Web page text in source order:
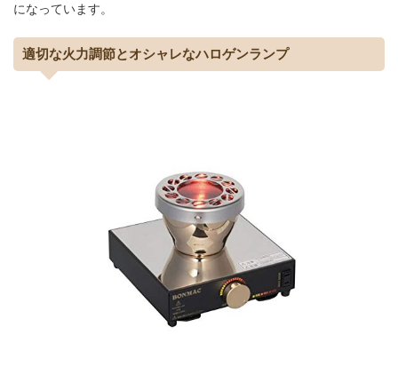
になっています。
適切な火力調節とオシャレなハロゲンランプ